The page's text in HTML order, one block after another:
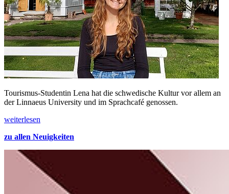
Tourismus-Studentin Lena hat die schwedische Kultur vor allem an
der Linnaeus University und im Sprachcafé genossen.
weiterlesen
zu allen Neuigkeiten